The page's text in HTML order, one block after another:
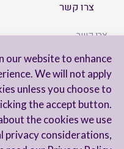
our website to enhance
We will not apply
unless you choose to
the accept button.
the cookies we use
privacy considerations,
צרו קשר
צרו קשר
הישארו מעודכנים